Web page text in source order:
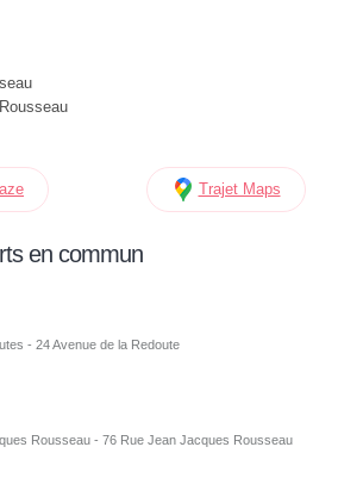
Trajet Maps
en commun
- 24 Avenue de la Redoute
Rousseau - 76 Rue Jean Jacques Rousseau